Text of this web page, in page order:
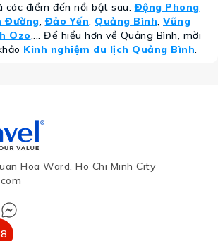
các điểm đến nổi bật sau:Động Phong
Đường,Đảo Yến, Quảng Bình, Vũng
Ozo,... Để hiểu hơn về Quảng Bình, mời
Kinh nghiệm du lịch Quảng Bình.
Hoa Ward, Ho Chi Minh City